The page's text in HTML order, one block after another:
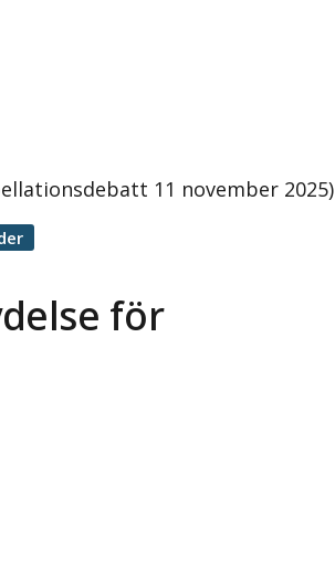
11 november 2025)
för